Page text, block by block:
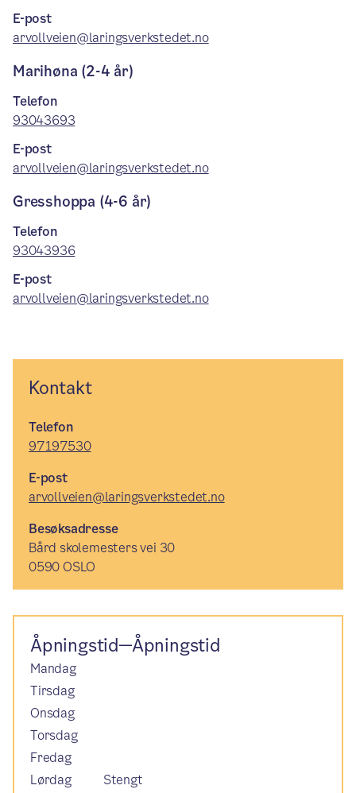
E-post
arvollveien@laringsverkstedet.no
Marihøna (2-4 år)
Telefon
93043693
E-post
arvollveien@laringsverkstedet.no
Gresshoppa (4-6 år)
Telefon
93043936
E-post
arvollveien@laringsverkstedet.no
Kontakt
Telefon
97197530
E-post
arvollveien@laringsverkstedet.no
Besøksadresse
Bård skolemesters vei 30
0590 OSLO
Åpningstid—Åpningstid
Mandag
Tirsdag
Onsdag
Torsdag
Fredag
Lørdag
Stengt